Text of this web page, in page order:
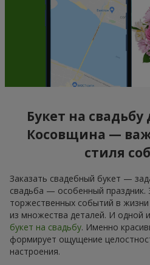
Букет на свадьбу
Косовщина —
стиля
Заказать свадебный букет —
свадьба — особенный
торжественных событий в
из множества деталей. И одной
букет на свадьбу. Именно
формирует ощущение
настроения.